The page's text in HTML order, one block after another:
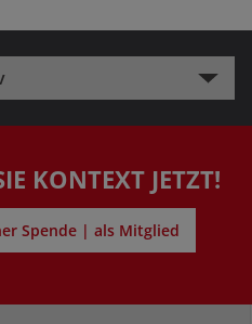
KONTEXT JETZT!
Spende | als Mitglied